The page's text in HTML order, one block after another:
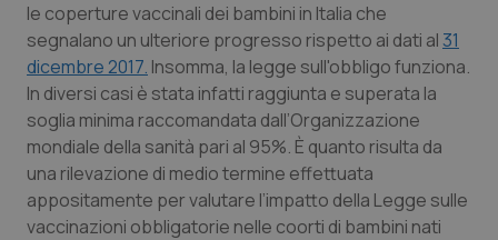
Friuli Venezia Giulia
Lazio
Liguria
Lombardia
Dermatite Atopica
Diabete & glucometri
Disturbi dell’umore
Dolore
le coperture vaccinali dei bambini in Italia che
segnalano un ulteriore progresso rispetto ai dati al31
dicembre 2017. Insomma, la legge sull'obbligo funziona.
In diversi casi è stata infatti raggiunta e superata la
soglia minima raccomandata dall’Organizzazione
mondiale della sanità pari al 95%. È quanto risulta da
una rilevazione di medio termine effettuata
appositamente per valutare l’impatto della Legge sulle
vaccinazioni obbligatorie nelle coorti di bambini nati